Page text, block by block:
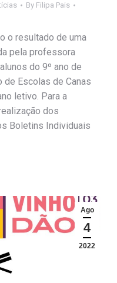
By Filipa Pais
o resultado de uma
pela professora
do 9º ano de
de Escolas de Canas
letivo. Para a
dos
Boletins Individuais
Ago
4
2022